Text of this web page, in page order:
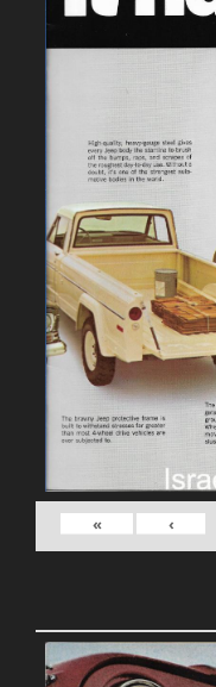
›
»